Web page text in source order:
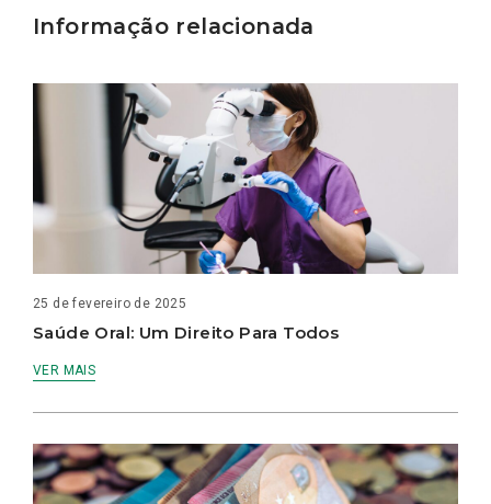
Informação relacionada
25 de fevereiro de 2025
Saúde Oral: Um Direito Para Todos
VER MAIS